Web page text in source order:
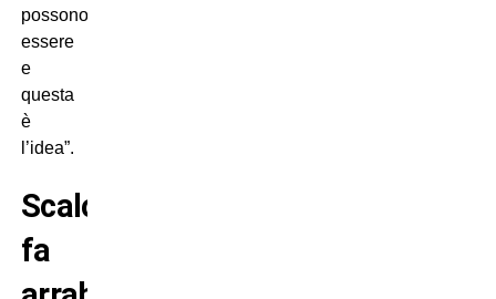
possono
essere
e
questa
è
l’idea”.
Scaloni
fa